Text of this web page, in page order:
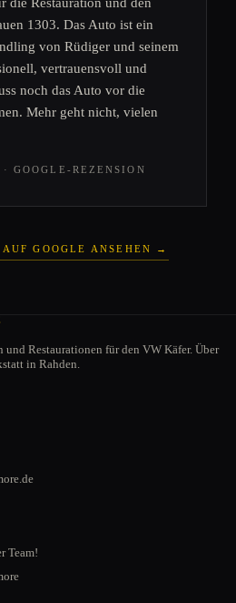
1303. Das Auto ist ein
von Rüdiger und seinem
vertrauensvoll und
noch das Auto vor die
Mehr geht nicht, vielen
GOOGLE-REZENSION
GOOGLE ANSEHEN →
Restaurationen für den VW Käfer. Über
in Rahden.
Team!